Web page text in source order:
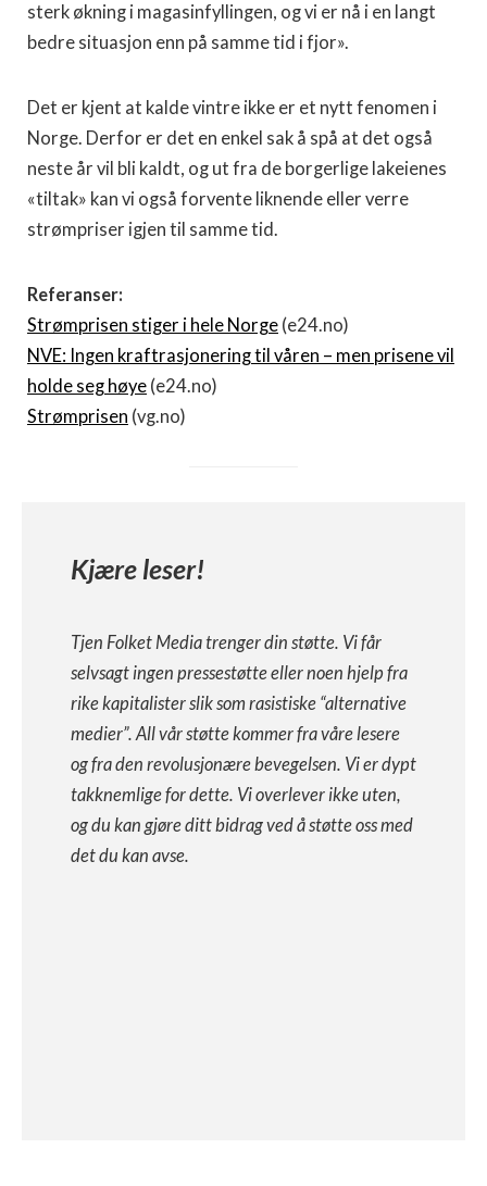
sterk økning i magasinfyllingen, og vi er nå i en langt
bedre situasjon enn på samme tid i fjor».
Det er kjent at kalde vintre ikke er et nytt fenomen i
Norge. Derfor er det en enkel sak å spå at det også
neste år vil bli kaldt, og ut fra de borgerlige lakeienes
«tiltak» kan vi også forvente liknende eller verre
strømpriser igjen til samme tid.
Referanser:
Strømprisen stiger i hele Norge (e24.no)
NVE: Ingen kraftrasjonering til våren – men prisene vil
holde seg høye (e24.no)
Strømprisen (vg.no)
Kjære leser!
Tjen Folket Media trenger din støtte. Vi får
selvsagt ingen pressestøtte eller noen hjelp fra
rike kapitalister slik som rasistiske “alternative
medier”. All vår støtte kommer fra våre lesere
og fra den revolusjonære bevegelsen. Vi er dypt
takknemlige for dette. Vi overlever ikke uten,
og du kan gjøre ditt bidrag ved å støtte oss med
det du kan avse.